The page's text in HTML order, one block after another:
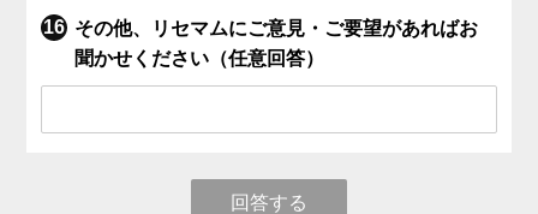
その他、リセマムにご意見・ご要望があればお
聞かせください（任意回答）
回答する